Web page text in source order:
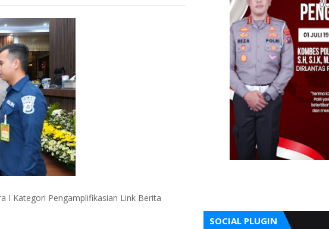
I Kategori Pengamplifikasian Link Berita
SOCIAL PLUGIN